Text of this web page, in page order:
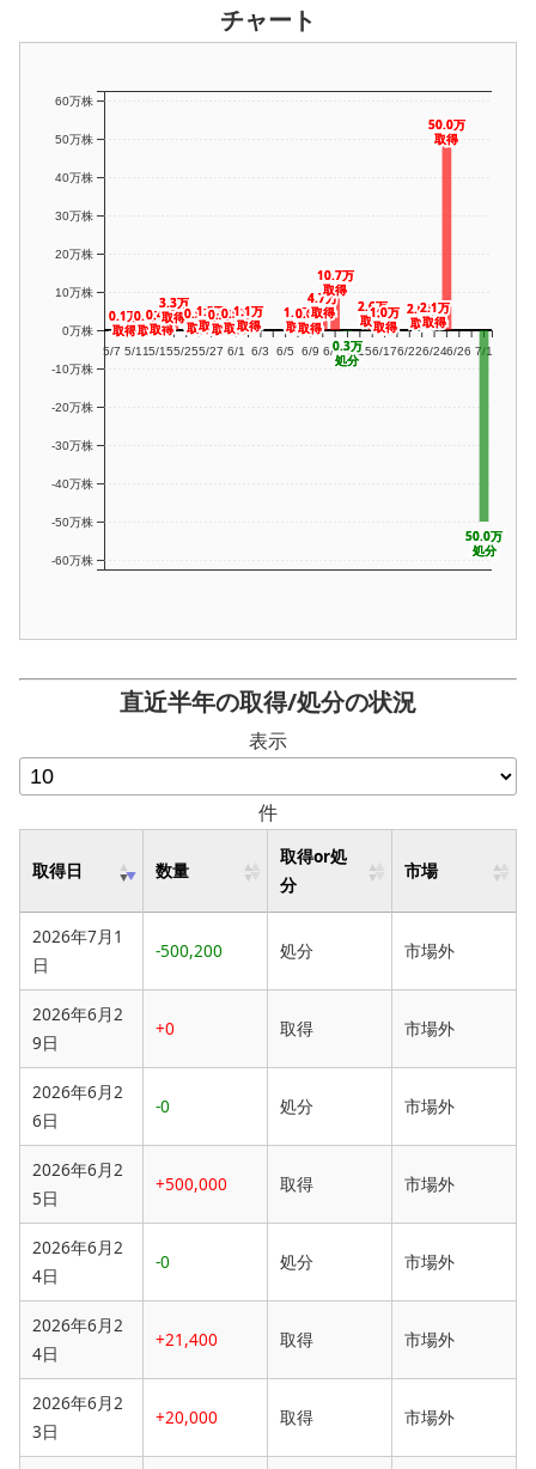
チャート
5/7 5/115/155/255/27 6/1 6/3 6/5 6/9 6/116/156/176/226/246/26 7/1
-60万株
-50万株
-40万株
-30万株
-20万株
-10万株
0万株
10万株
20万株
30万株
40万株
50万株
60万株
0.1万
取得
0.1万
取得
0.1万
取得
0.1万
取得
0.4万
取得
0.4万
取得
3.3万
取得
3.3万
取得0.5万
取得
0.5万
取得
1.3万
取得
1.3万
取得
0.2万
取得
0.2万
取得
0.5万
取得
0.5万
取得
1.1万
取得
1.1万
取得
1.0万
取得
1.0万
取得
0.6万
取得
0.6万
取得
4.7万
取得
4.7万
取得
10.7万
取得
10.7万
取得
0.3万
処分
0.3万
処分
2.6万
取得
2.6万
取得
1.0万
取得
1.0万
取得
2.0万
取得
2.0万
取得
2.1万
取得
2.1万
取得
50.0万
取得
50.0万
取得
50.0万
処分
50.0万
処分
直近半年の取得/処分の状況
表示
件
取得日 数量
取得or処
分
市場
2026年7月1
日
-500,200 処分 市場外
2026年6月2
9日
+0 取得 市場外
2026年6月2
6日
-0 処分 市場外
2026年6月2
5日
+500,000 取得 市場外
2026年6月2
4日
-0 処分 市場外
2026年6月2
4日
+21,400 取得 市場外
2026年6月2
3日
+20,000 取得 市場外